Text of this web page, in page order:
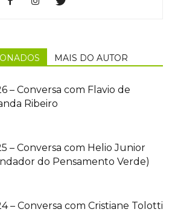
MAIS DO AUTOR
– Conversa com Flavio de
Ribeiro
– Conversa com Helio Junior
do Pensamento Verde)
– Conversa com Cristiane Tolotti